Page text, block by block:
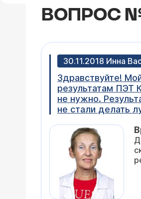
ВОПРОС
30.11.2018 Инна
Здравствуйте!
результатам ПЭТ
не нужно.
не стали делать